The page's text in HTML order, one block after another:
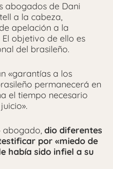
abogados de Dani
a la cabeza,
apelación a la
objetivo de ello es
del brasileño.
«garantías a los
permanecerá en
el tiempo necesario
abogado, dio diferentes
por «miedo de
había sido infiel a su